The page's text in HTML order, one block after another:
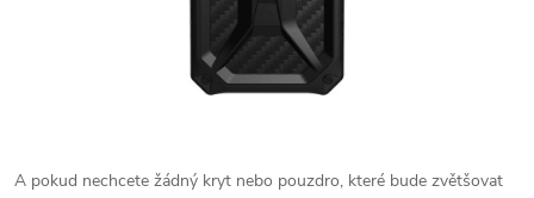
A pokud nechcete žádný kryt nebo pouzdro, které bude zvětšovat